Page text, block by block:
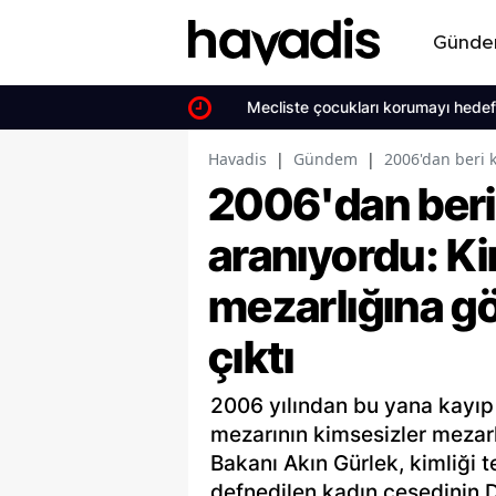
Mecliste çocukları korumayı
Havadis | Gündem | 2006'dan beri
2006'dan beri
aranıyordu:
mezarlığına
çıktı
2006 yılından bu yana
mezarının kimsesizler
Bakanı Akın Gürlek,